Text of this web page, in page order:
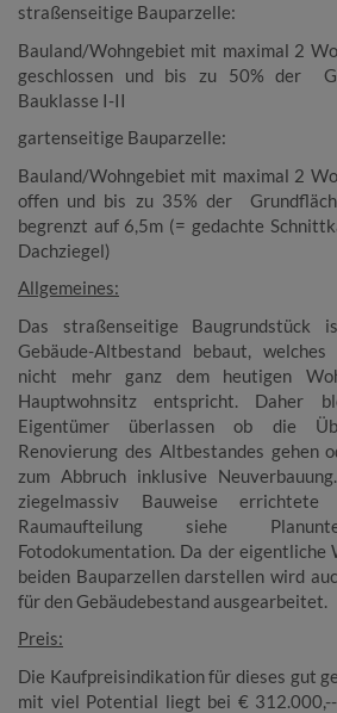
straßenseitige Bauparzelle:
Bauland/Wohngebiet mit maximal 2
geschlossen und bis zu 50% der
Bauklasse I-II
gartenseitige Bauparzelle:
Bauland/Wohngebiet mit maximal 2
offen und bis zu 35% der
begrenzt auf 6,5m (= gedachte
Dachziegel)
Allgemeines:
Das straßenseitige
Gebäude-Altbestand bebaut,
nicht mehr ganz dem heutigen
Hauptwohnsitz entspricht. Daher
Eigentümer überlassen ob die
Renovierung des Altbestandes gehen
zum Abbruch inklusive
ziegelmassiv Bauweise
Raumaufteilung siehe
Fotodokumentation. Da der eigentliche
beiden Bauparzellen darstellen wird
für den Gebäudebestand ausgearbeitet.
Preis:
Die Kaufpreisindikation für dieses gut
mit viel Potential liegt bei €